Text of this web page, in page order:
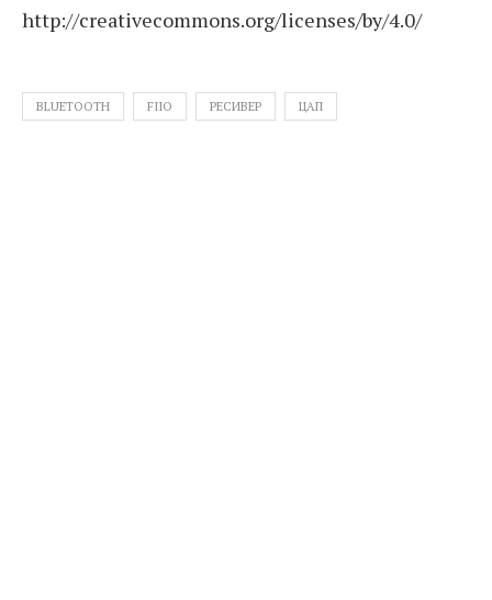
http://creativecommons.org/licenses/by/4.0/
BLUETOOTH FIIO РЕСИВЕР ЦАП